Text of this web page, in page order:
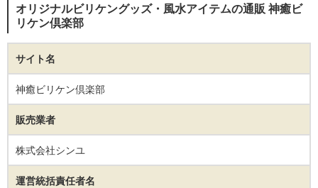
オリジナルビリケングッズ・風水アイテムの通販 神癒ビ
リケン倶楽部
サイト名
神癒ビリケン倶楽部
販売業者
株式会社シンユ
運営統括責任者名